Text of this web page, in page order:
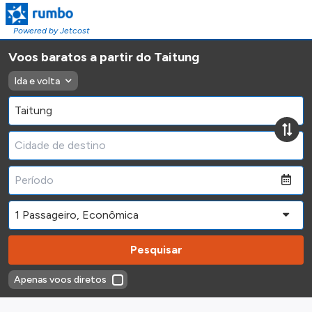
Powered by Jetcost
Voos baratos a partir do Taitung
Ida e volta
Pesquisar
Apenas voos diretos